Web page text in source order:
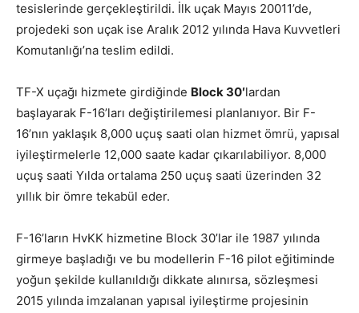
tesislerinde gerçekleştirildi. İlk uçak Mayıs 20011’de,
projedeki son uçak ise Aralık 2012 yılında Hava Kuvvetleri
Komutanlığı’na teslim edildi.
TF-X uçağı hizmete girdiğinde Block 30′lardan
başlayarak F-16’ları değiştirilemesi planlanıyor. Bir F-
16’nın yaklaşık 8,000 uçuş saati olan hizmet ömrü, yapısal
iyileştirmelerle 12,000 saate kadar çıkarılabiliyor. 8,000
uçuş saati Yılda ortalama 250 uçuş saati üzerinden 32
yıllık bir ömre tekabül eder.
F-16’ların HvKK hizmetine Block 30’lar ile 1987 yılında
girmeye başladığı ve bu modellerin F-16 pilot eğitiminde
yoğun şekilde kullanıldığı dikkate alınırsa, sözleşmesi
2015 yılında imzalanan yapısal iyileştirme projesinin